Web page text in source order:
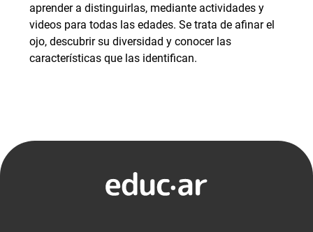
aprender a distinguirlas, mediante actividades y
videos para todas las edades. Se trata de afinar el
ojo, descubrir su diversidad y conocer las
características que las identifican.